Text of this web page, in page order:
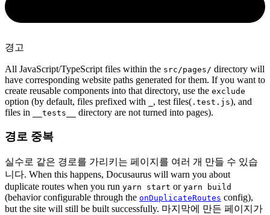
경고
All JavaScript/TypeScript files within the src/pages/ directory will
have corresponding website paths generated for them. If you want to
create reusable components into that directory, use the exclude
option (by default, files prefixed with , test files( .test.js), and
files in
__tests__ directory are not turned into pages).
경로 중복
실수로 같은 경로를 가리키는 페이지를 여러 개 만들 수 있습
니다. When this happens, Docusaurus will warn you about
duplicate routes when you run yarn start or yarn build
(behavior configurable through the onDuplicateRoutes config),
but the site will still be built successfully. 마지막에 만든 페이지가